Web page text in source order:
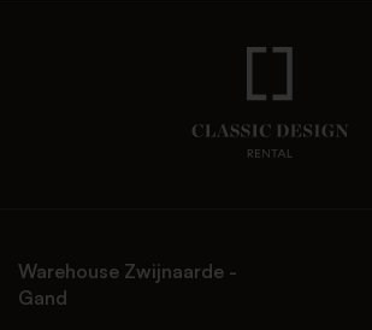
Warehouse Zwijnaarde -
Gand